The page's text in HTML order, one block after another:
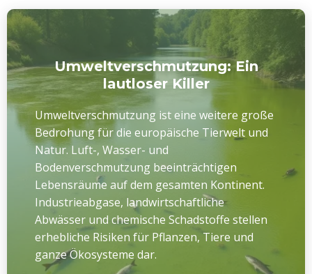
Umweltverschmutzung: Ein
lautloser Killer
Umweltverschmutzung ist eine weitere große
Bedrohung für die europäische Tierwelt und
Natur. Luft-, Wasser- und
Bodenverschmutzung beeinträchtigen
Lebensräume auf dem gesamten Kontinent.
Industrieabgase, landwirtschaftliche
Abwässer und chemische Schadstoffe stellen
erhebliche Risiken für Pflanzen, Tiere und
ganze Ökosysteme dar.